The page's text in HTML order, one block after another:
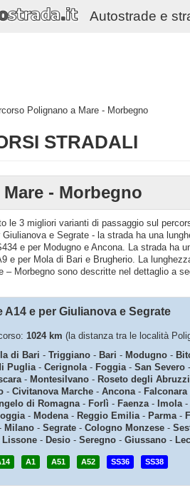
Autostrade e
Polignano a Mare - Morbegno
STRADALI
- Morbegno
le 3 migliori varianti di passaggio sul
e Segrate - la strada ha una
e per Modugno e Ancona. La strada ha
e per Mola di Bari e Brugherio. La
– Morbegno sono descritte nel dettaglio a
A14 e per Giulianova e Segrate
1024 km (la distanza tra le località
di Bari - Triggiano - Bari - Modugno -
Puglia- Cerignola- Foggia- San Severo -
- Montesilvano - Roseto degli Abruzzi
- Civitanova Marche - Ancona-
di Romagna- Forlì - Faenza- Imola-
- Modena- Reggio Emilia- Parma-
Milano - Segrate - Cologno Monzese -
Lissone - Desio - Seregno - Giussano -
A1 A51 A52 SS36 SS38